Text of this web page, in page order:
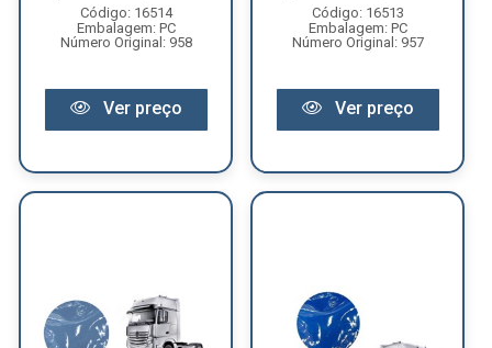
Código: 16514
Embalagem: PC
Número Original: 958
Ver preço
Código: 16513
Embalagem: PC
Número Original: 957
Ver preço